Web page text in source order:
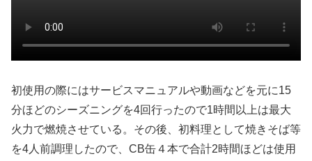
初使用の際にはサービスマニュアルや動画などを元に15
分ほどのシーズニングを4回行ったので1時間以上は最大
火力で燃焼させている。その後、初料理として焼きそば等
を4人前調理したので、CB缶４本で合計2時間ほどは使用